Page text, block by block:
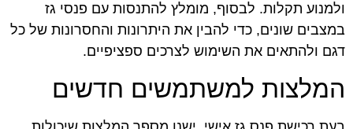
ולמנוע תקלות. לבסוף, מומלץ להתנסות עם פנסי גז
במצבים שונים, כדי להבין את היתרונות והחסרונות של כל
דגם ולהתאים את השימוש לצרכים ספציפיים.
המלצות למשתמשים חדשים